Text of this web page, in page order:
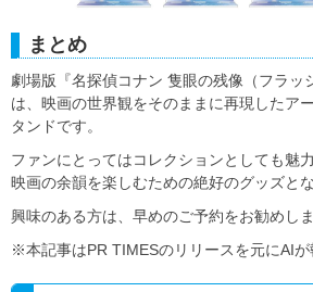
まとめ
劇場版『名探偵コナン 隻眼の残像（フラッ
は、映画の世界観をそのままに再現したア
タンドです。
ファンにとってはコレクションとしても魅
映画の余韻を楽しむための絶好のグッズと
興味のある方は、早めのご予約をお勧めしま
※本記事はPR TIMESのリリースを元にAIが